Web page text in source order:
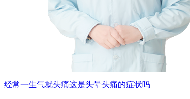
经常一生气就头痛这是头晕头痛的症状吗